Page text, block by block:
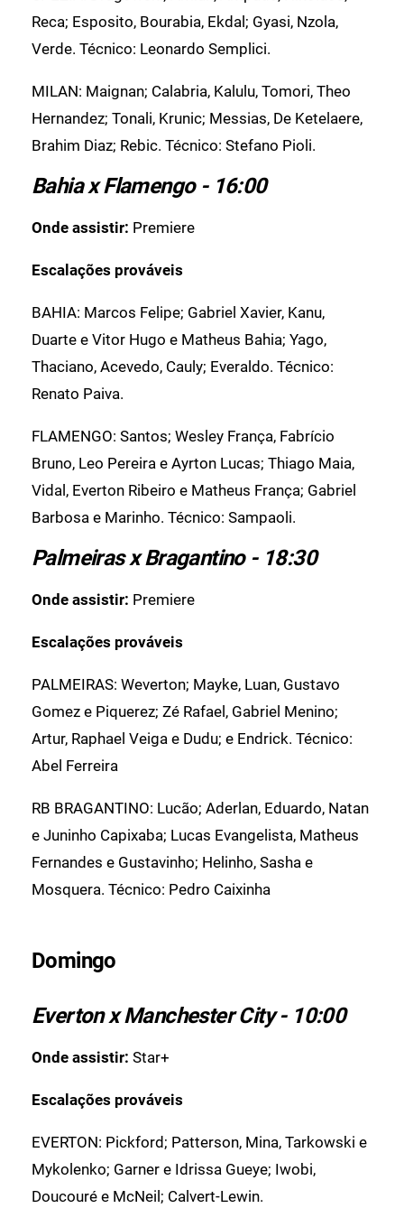
Reca; Esposito, Bourabia, Ekdal; Gyasi, Nzola,
Verde. Técnico: Leonardo Semplici.
MILAN: Maignan; Calabria, Kalulu, Tomori, Theo
Hernandez; Tonali, Krunic; Messias, De Ketelaere,
Brahim Diaz; Rebic. Técnico: Stefano Pioli.
Bahia x Flamengo - 16:00
Onde assistir: Premiere
Escalações prováveis
BAHIA: Marcos Felipe; Gabriel Xavier, Kanu,
Duarte e Vitor Hugo e Matheus Bahia; Yago,
Thaciano, Acevedo, Cauly; Everaldo. Técnico:
Renato Paiva.
FLAMENGO: Santos; Wesley França, Fabrício
Bruno, Leo Pereira e Ayrton Lucas; Thiago Maia,
Vidal, Everton Ribeiro e Matheus França; Gabriel
Barbosa e Marinho. Técnico: Sampaoli.
Palmeiras x Bragantino - 18:30
Onde assistir: Premiere
Escalações prováveis
PALMEIRAS: Weverton; Mayke, Luan, Gustavo
Gomez e Piquerez; Zé Rafael, Gabriel Menino;
Artur, Raphael Veiga e Dudu; e Endrick. Técnico:
Abel Ferreira
RB BRAGANTINO: Lucão; Aderlan, Eduardo, Natan
e Juninho Capixaba; Lucas Evangelista, Matheus
Fernandes e Gustavinho; Helinho, Sasha e
Mosquera. Técnico: Pedro Caixinha
Domingo
Everton x Manchester City - 10:00
Onde assistir: Star+
Escalações prováveis
EVERTON: Pickford; Patterson, Mina, Tarkowski e
Mykolenko; Garner e Idrissa Gueye; Iwobi,
Doucouré e McNeil; Calvert-Lewin.